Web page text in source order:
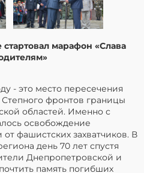
марафон «Слава
- это место пересечения
фронтов границы
областей. Именно с
освобождение
фашистских захватчиков. В
день 70 лет спустя
Днепропетровской и
память погибших